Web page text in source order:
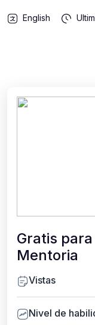
English
Gratis
Mentoria
Vistas
Nivel de